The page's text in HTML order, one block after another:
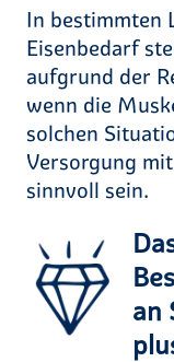
In bestimmten
Eisenbedarf
aufgrund der
wenn die
solchen
Versorgung
sinnvoll sein.
an